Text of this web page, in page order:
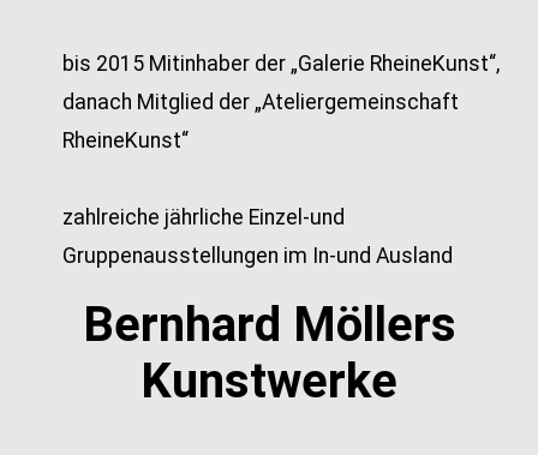
bis 2015 Mitinhaber der „Galerie RheineKunst“,
danach Mitglied der „Ateliergemeinschaft
RheineKunst“
zahlreiche jährliche Einzel-und
Gruppenausstellungen im In-und Ausland
Bernhard Möllers
Kunstwerke